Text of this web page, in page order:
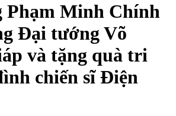
Phạm Minh Chính
Đại tướng Võ
và tặng quà tri
chiến sĩ Điện